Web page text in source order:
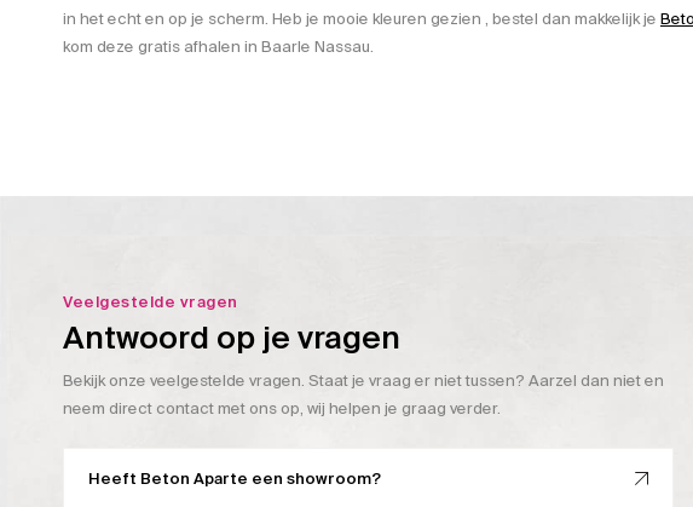
in het echt en op je scherm. Heb je mooie kleuren gezien , bestel dan makkelijk je
kom deze gratis afhalen in Baarle Nassau.
Veelgestelde vragen
Antwoord op je vragen
Bekijk onze veelgestelde vragen. Staat je vraag er niet tussen? Aarzel dan niet en
neem direct contact met ons op, wij helpen je graag verder.
Heeft Beton Aparte een showroom?